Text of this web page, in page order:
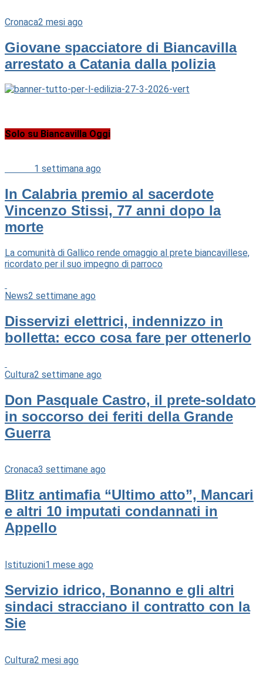
Cronaca2 mesi ago
Giovane spacciatore di Biancavilla
arrestato a Catania dalla polizia
Solo su Biancavilla Oggi
1 settimana ago
In Calabria premio al sacerdote
Vincenzo Stissi, 77 anni dopo la
morte
La comunità di Gallico rende omaggio al prete biancavillese,
ricordato per il suo impegno di parroco
News2 settimane ago
Disservizi elettrici, indennizzo in
bolletta: ecco cosa fare per ottenerlo
Cultura2 settimane ago
Don Pasquale Castro, il prete-soldato
in soccorso dei feriti della Grande
Guerra
Cronaca3 settimane ago
Blitz antimafia “Ultimo atto”, Mancari
e altri 10 imputati condannati in
Appello
Istituzioni1 mese ago
Servizio idrico, Bonanno e gli altri
sindaci stracciano il contratto con la
Sie
Cultura2 mesi ago